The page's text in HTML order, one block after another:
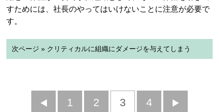
すためには、社長のやってはいけないことに注意が必要で
す。
次ページ » クリティカルに組織にダメージを与えてしまう
前
1 2 3 4